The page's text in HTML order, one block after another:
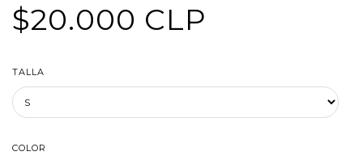
$20.000 CLP
TALLA
COLOR